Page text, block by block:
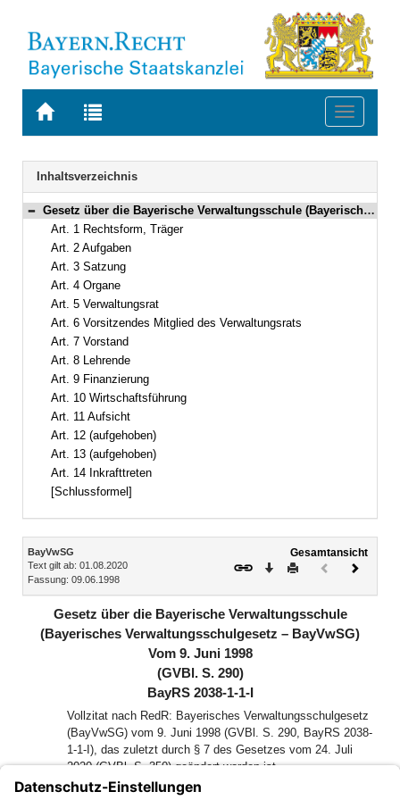
Zur
BAYERN.RECHT
Zur
letzten
Suche
Toggle
Navigation
Inhaltsverzeichnis
Bereich reduzieren
Gesetz über die Bayerische Verwaltungsschule (Bayerisches Verwaltungsschulgesetz – BayVwSG) Vom 9. Juni 1998 (GVBl. S. 290) BayRS 2038-1-1-I (Art. 1–14)
Art. 1 Rechtsform, Träger
Art. 2 Aufgaben
Art. 3 Satzung
Art. 4 Organe
Art. 5 Verwaltungsrat
Art. 6 Vorsitzendes Mitglied des Verwaltungsrats
Art. 7 Vorstand
Art. 8 Lehrende
Art. 9 Finanzierung
Art. 10 Wirtschaftsführung
Art. 11 Aufsicht
Art. 12 (aufgehoben)
Art. 13 (aufgehoben)
Art. 14 Inkrafttreten
[Schlussformel]
Inhalt
BayVwSG
Text gilt ab: 01.08.2020
Fassung: 09.06.1998
Gesamtansicht
Download
DruckenVorheriges
(inaktiv)
Gesetz über die Bayerische Verwaltungsschule
(Bayerisches Verwaltungsschulgesetz – BayVwSG)
Vom 9. Juni 1998
(GVBl. S. 290)
BayRS 2038-1-1-I
Vollzitat nach RedR: Bayerisches Verwaltungsschulgesetz
(BayVwSG) vom 9. Juni 1998 (GVBl. S. 290, BayRS 2038-
1-1-I), das zuletzt durch § 7 des Gesetzes vom 24. Juli
2020 (GVBl. S. 350) geändert worden ist